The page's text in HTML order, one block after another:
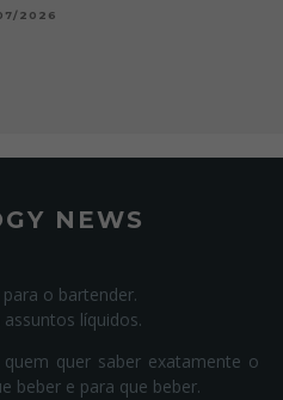
2026
NEWS
o bartender.
líquidos.
quer saber exatamente o
beber e para que beber.